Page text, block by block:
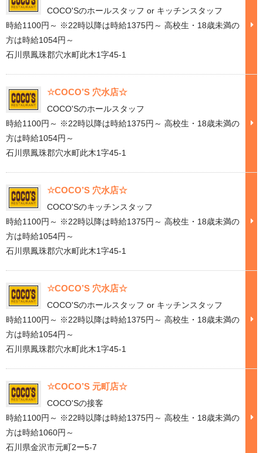
COCO'Sのホールスタッフ or キッチンスタッフ
時給1100円～ ※22時以降は時給1375円～ 高校生・18歳未満の
方は時給1054円～
石川県鳳珠郡穴水町此木1字45-1
☆COCO’S 穴水店☆
COCO'Sのホールスタッフ
時給1100円～ ※22時以降は時給1375円～ 高校生・18歳未満の
方は時給1054円～
石川県鳳珠郡穴水町此木1字45-1
☆COCO’S 穴水店☆
COCO'Sのキッチンスタッフ
時給1100円～ ※22時以降は時給1375円～ 高校生・18歳未満の
方は時給1054円～
石川県鳳珠郡穴水町此木1字45-1
☆COCO’S 穴水店☆
COCO'Sのホールスタッフ or キッチンスタッフ
時給1100円～ ※22時以降は時給1375円～ 高校生・18歳未満の
方は時給1054円～
石川県鳳珠郡穴水町此木1字45-1
☆COCO’S 元町店☆
COCO'Sの接客
時給1100円～ ※22時以降は時給1375円～ 高校生・18歳未満の
方は時給1060円～
石川県金沢市元町2ー5-7